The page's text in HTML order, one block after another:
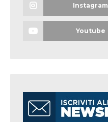
Instagram
Youtube